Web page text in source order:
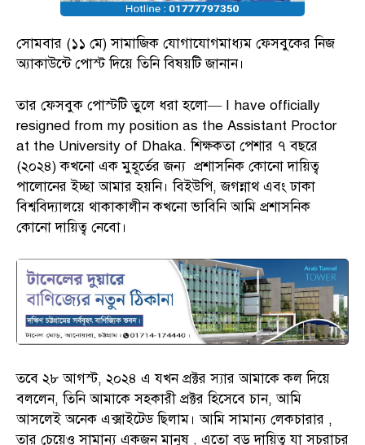
সোমবার (১১ মে) সামাজিক যোগাযোগমাধ্যম ফেসবুকের নিজ
অ্যাকাউন্টে পোস্ট দিয়ে তিনি বিষয়টি জানান।
তার ফেসবুক পোস্টটি তুলে ধরা হলো— I have officially
resigned from my position as the Assistant Proctor
at the University of Dhaka. শিক্ষকতা পেশার ৭ বছরে
(২০২৪) কখনো এক মুহূর্তের জন্য প্রশাসনিক কোনো দায়িত্ব
পালোনের ইচ্ছা আমার হয়নি। বিইউপি, জগন্নাথ এবং ঢাকা
বিশ্ববিদ্যালয়ে থাকাকালীন কখনো ভাবিনি আমি প্রশাসনিক
কোনো দায়িত্ব নেবো।
তবে ২৮ আগস্ট, ২০২৪ এ যখন প্রক্টর স্যার আমাকে কল দিয়ে
বললেন, তিনি আমাকে সহকারী প্রক্টর হিসেবে চান, আমি
আসলেই অনেক এক্সাইটেড ছিলাম। আমি সামান্য লেকচারার ,
তার চেয়েও সামান্য একজন মানুষ , এতো বড় দায়িত্ব যা সচরাচর